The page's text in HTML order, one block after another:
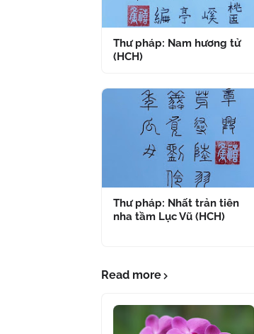
Thư pháp: Nam hương tử
(HCH)
Thư pháp: Nhất trản tiên
nha tầm Lục Vũ (HCH)
Read more